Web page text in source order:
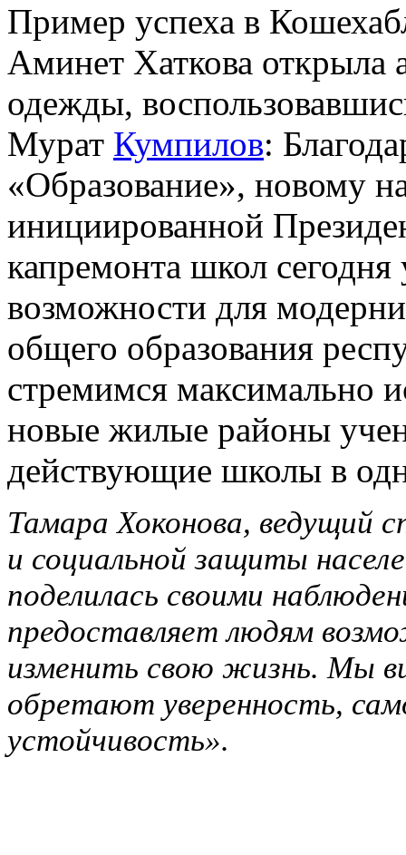
Пример успеха в
Аминет Хаткова открыла
одежды,
Мурат Кумпилов:
«Образование», новому
инициированной
капремонта школ
возможности для
общего образования
стремимся максимально
новые жилые районы
действующие школы в
Тамара Хоконова, ведущий
и социальной защиты
поделилась своими
предоставляет людям
изменить свою жизнь. Мы
обретают уверенность,
устойчивость».